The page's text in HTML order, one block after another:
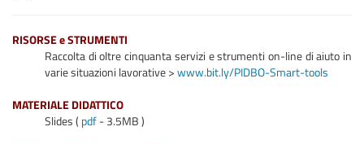
RISORSE e STRUMENTI
Raccolta di oltre cinquanta servizi e strumenti on-line di aiuto in
varie situazioni lavorative >www.bit.ly/PIDBO-Smart-tools
MATERIALE DIDATTICO
Slides ( pdf- 3.5MB )